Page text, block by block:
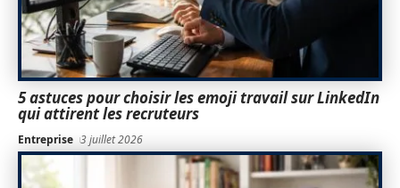
5 astuces pour choisir les emoji travail sur LinkedIn
qui attirent les recruteurs
Entreprise 3 juillet 2026